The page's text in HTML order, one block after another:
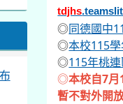
tdjhs
◎同德國中
◎本校115
◎115年桃
◎本校自7
暫不對外開